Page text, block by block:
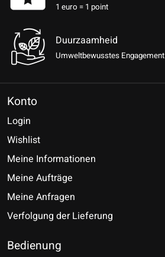
1 euro = 1 point
Duurzaamheid
Umweltbewusstes Engagement
Konto
Login
Wishlist
Meine Informationen
Meine Aufträge
Meine Anfragen
Verfolgung der Lieferung
Bedienung